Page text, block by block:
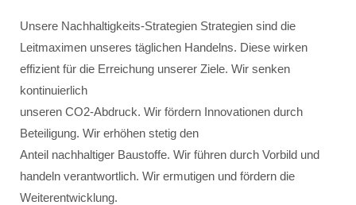
Unsere Nachhaltigkeits-Strategien Strategien sind die
Leitmaximen unseres täglichen Handelns. Diese wirken
effizient für die Erreichung unserer Ziele. Wir senken
kontinuierlich
unseren CO2-Abdruck. Wir fördern Innovationen durch
Beteiligung. Wir erhöhen stetig den
Anteil nachhaltiger Baustoffe. Wir führen durch Vorbild und
handeln verantwortlich. Wir ermutigen und fördern die
Weiterentwicklung.